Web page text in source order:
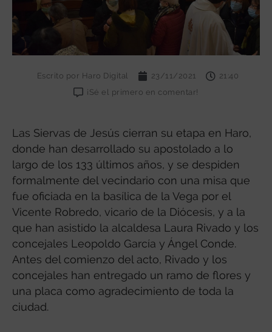
Escrito por Haro Digital 23/11/2021
21:40
¡Sé el primero en comentar!
Las Siervas de Jesús cierran su etapa en Haro,
donde han desarrollado su apostolado a lo
largo de los 133 últimos años, y se despiden
formalmente del vecindario con una misa que
fue oficiada en la basílica de la Vega por el
Vicente Robredo, vicario de la Diócesis, y a la
que han asistido la alcaldesa Laura Rivado y los
concejales Leopoldo García y Ángel Conde.
Antes del comienzo del acto, Rivado y los
concejales han entregado un ramo de flores y
una placa como agradecimiento de toda la
ciudad.